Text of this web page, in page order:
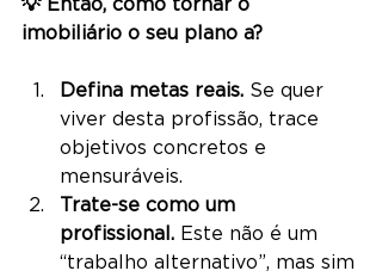
imobiliário o seu plano a?
Defina metas reais. Se quer
viver desta profissão, trace
objetivos concretos e
mensuráveis.
Trate-se como um
profissional. Este não é um
“trabalho alternativo”, mas sim